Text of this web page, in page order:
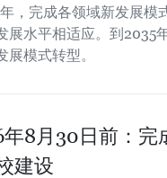
，完成各领域新发展模
展水平相适应。到2035
模式转型。
8月30日前：完
建设